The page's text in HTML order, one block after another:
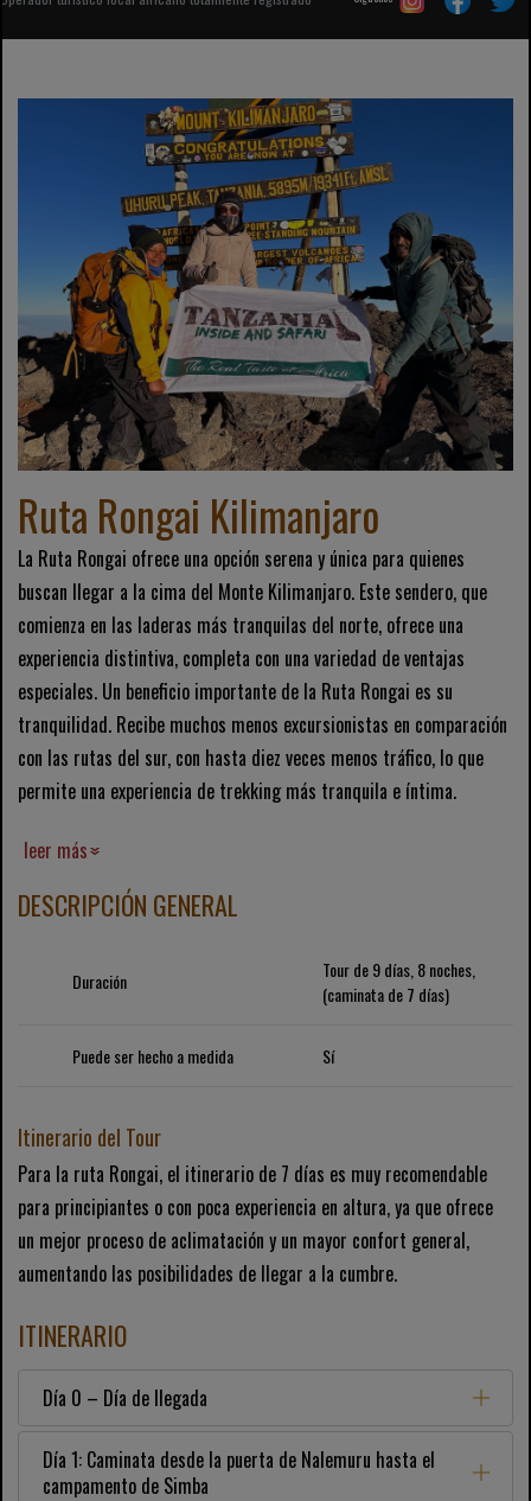
Ruta Rongai Kilimanjaro
La Ruta Rongai ofrece una opción serena y única para quienes
buscan llegar a la cima del Monte Kilimanjaro. Este sendero, que
comienza en las laderas más tranquilas del norte, ofrece una
experiencia distintiva, completa con una variedad de ventajas
especiales. Un beneficio importante de la Ruta Rongai es su
tranquilidad. Recibe muchos menos excursionistas en comparación
con las rutas del sur, con hasta diez veces menos tráfico, lo que
permite una experiencia de trekking más tranquila e íntima.
leer más
DESCRIPCIÓN GENERAL
Duración
Tour de 9 días, 8 noches,
(caminata de 7 días)
Puede ser hecho a medida Sí
Itinerario del Tour
Para la ruta Rongai, el itinerario de 7 días es muy recomendable
para principiantes o con poca experiencia en altura, ya que ofrece
un mejor proceso de aclimatación y un mayor confort general,
aumentando las posibilidades de llegar a la cumbre.
ITINERARIO
Día 0 – Día de llegada
Día 1: Caminata desde la puerta de Nalemuru hasta el
campamento de Simba